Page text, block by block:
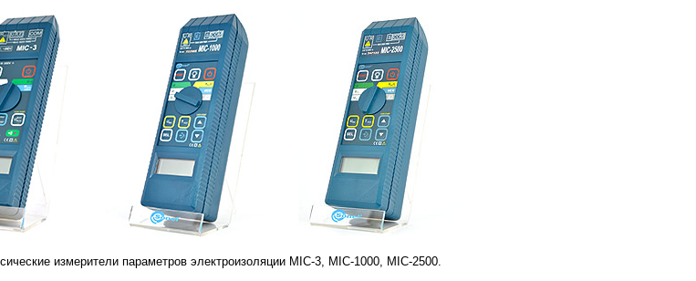
измерители параметров электроизоляции MIC-3, MIC-1000, MIC-2500.